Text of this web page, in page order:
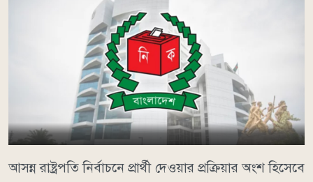
আসন্ন রাষ্ট্রপতি নির্বাচনে প্রার্থী দেওয়ার প্রক্রিয়ার অংশ হিসেবে